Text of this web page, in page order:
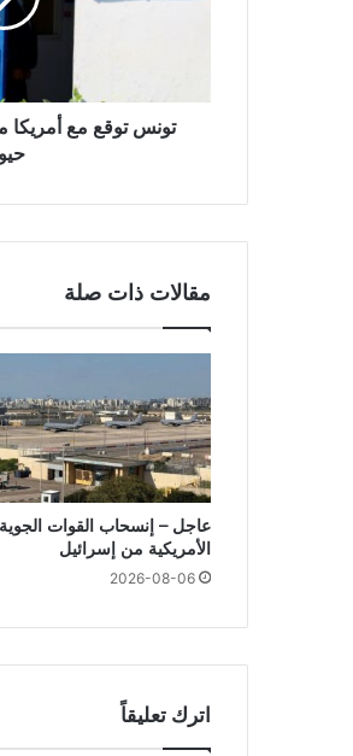
تونس توقع مع
مقالات ذات صلة
عاجل – إنسحاب القوات الجوية
الأمريكية من إسرائيل
2026-08-06
اترك تعليقاً